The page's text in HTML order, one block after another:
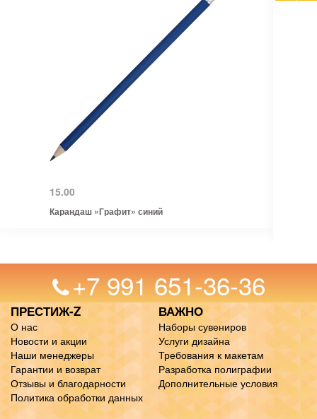
15.00
Карандаш «Графит» синий
+7 991 651-36-36
ПРЕСТИЖ-Z
О нас
Новости и акции
Наши менеджеры
Гарантии и возврат
Отзывы и благодарности
Политика обработки данных
ВАЖНО
Наборы сувениров
Услуги дизайна
Требования к макетам
Разработка полиграфии
Дополнительные условия